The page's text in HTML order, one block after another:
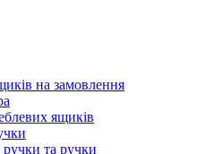
на замовлення
ящиків
та ручки